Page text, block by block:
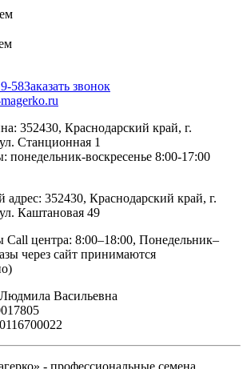
58Заказать звонок
352430, Краснодарский край, г.
Станционная 1
понедельник-воскресенье 8:00-17:00
адрес: 352430, Краснодарский край, г.
Каштановая 49
Call центра: 8:00–18:00, Понедельник–
через сайт принимаются
Васильевна
- профессиональные семена